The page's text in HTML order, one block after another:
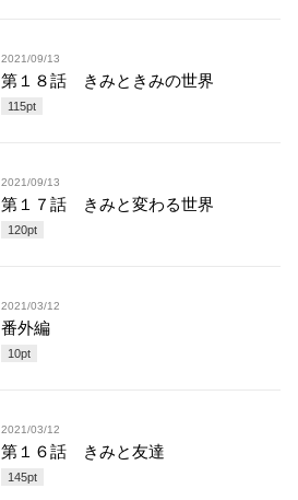
2021/09/13
第１８話 きみときみの世界
115pt
2021/09/13
第１７話 きみと変わる世界
120pt
2021/03/12
番外編
10pt
2021/03/12
第１６話 きみと友達
145pt